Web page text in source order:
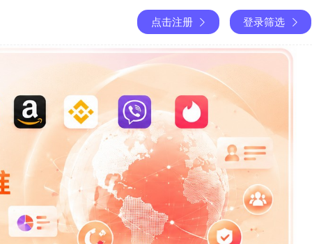
点击注册 登录筛选